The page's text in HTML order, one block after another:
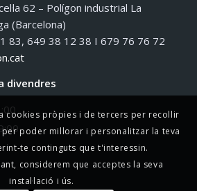
62 – Polígon industrial La
(Barcelona)
83, 649 38 12 38 I 679 76 76 72
divendres
cookies pròpies i de tercers per recollir
poder millorar i personalitzar la teva
te continguts que t'interessin.
considerem que acceptes la seva
instal·lació i ús.